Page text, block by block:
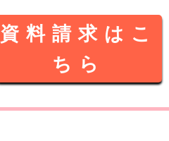
資料請求はこ
ちら